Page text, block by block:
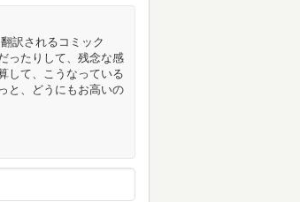
訳されるコミック
ったりして、残念な感
して、こうなっている
と、どうにもお高いの